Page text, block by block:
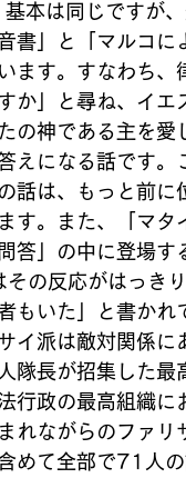
本は同じですが
書」と「マルコ
ます。すなわち
か」と尋ね、イ
の神である主を
えになる話です。
話は、もっと前
す。また、「マ
答」の中に登場
の反応がはっき
もいた」と書かれ
イ派は敵対関係
隊長が招集した
行政の最高組織
れながらのファ
めて全部で71人